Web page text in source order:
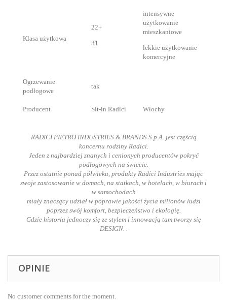
Klasa użytkowa
22+
31
intensywne
użytkowanie
mieszkaniowe
lekkie użytkowanie
komercyjne
Ogrzewanie
podłogowe
tak
Producent Sit-in Radici Włochy
RADICI PIETRO INDUSTRIES & BRANDS S.p.A. jest częścią
koncernu rodziny Radici.
Jeden z najbardziej znanych i cenionych producentów pokryć
podłogowych na świecie.
Przez ostatnie ponad półwieku, produkty Radici Industries mając
swoje zastosowanie w domach, na statkach, w hotelach, w biurach i
w samochodach
miały znaczący udział w poprawie jakości życia milionów ludzi
poprzez swój komfort, bezpieczeństwo i ekologię.
Gdzie historia jednoczy się ze stylem i innowacją tam tworzy się
DESIGN. .
OPINIE
No customer comments for the moment.